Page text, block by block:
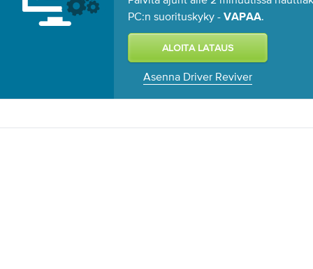
PC:n suorituskyky - VAPAA.
Asenna Driver Reviver